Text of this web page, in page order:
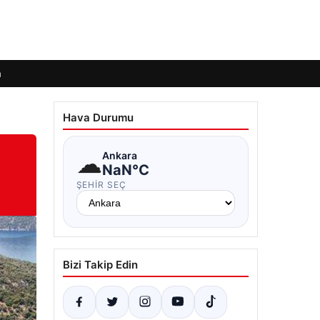
Hava Durumu
☁Ankara
NaN°C
ŞEHIR SEÇ
Bizi Takip Edin